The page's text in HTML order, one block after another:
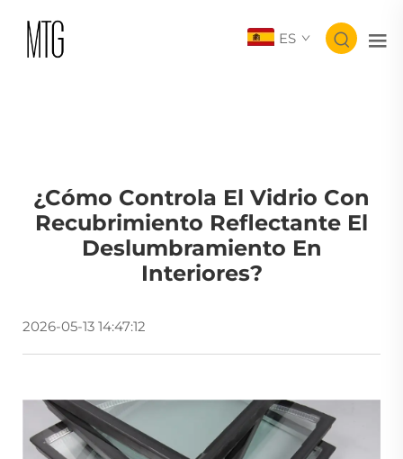
ES
¿Cómo Controla El Vidrio Con
Recubrimiento Reflectante El
Deslumbramiento En
Interiores?
2026-05-13 14:47:12